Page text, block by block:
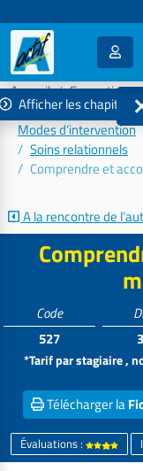
Accueil
Formations
Connaissances et
Modes d’intervention
Soins relationnels
Comprendre et
Afficher les chapitres
A la rencontre de
Code
527
*Tarif par stagiaire ,
Télécharger la
Évaluations :